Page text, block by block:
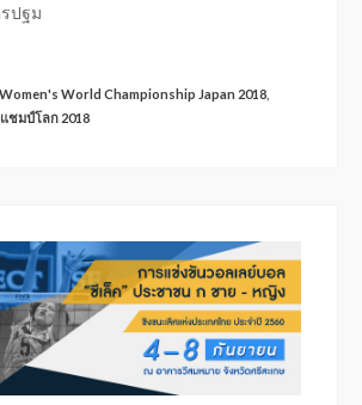
ปฐม
World Championship Japan 2018
ชมป์โลก 2018